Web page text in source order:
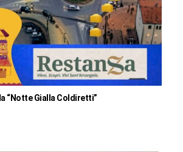
“Notte Gialla Coldiretti”